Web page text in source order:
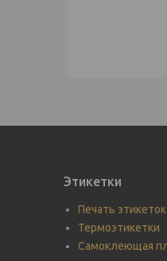
Этикетки
Печать этикеток
Термоэтикетки
Самоклеющая